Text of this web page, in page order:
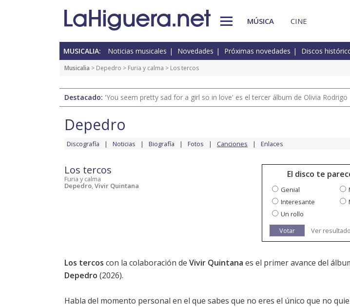
MÚSICA CINE
MUSICALIA: Noticias musicales Novedades Próximas novedades Discos
Musicalia > Depedro > Furia y calma > Los tercos
Destacado: 'You seem pretty sad for a girl so in love' es el tercer álbum de Olivia Rodrigo
Depedro
Discografía Noticias Biografía Fotos Canciones Enlaces
Los tercos
Furia y calma
Depedro,Vivir Quintana
El disco te
Genial
Interesante
Un rollo
Votar
Ver
Los tercos con la colaboración de Vivir Quintana es el primer avance del
Depedro (2026).
Habla del momento personal en el que sabes que no eres el único que no